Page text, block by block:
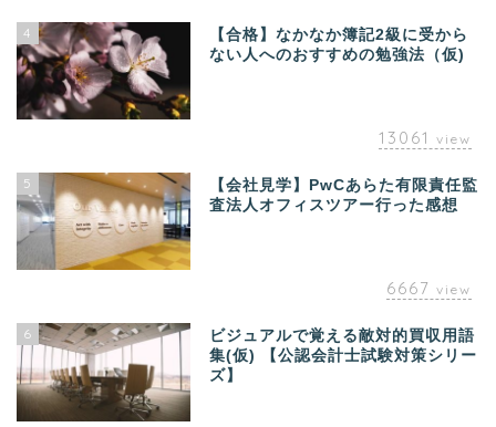
4
【合格】なかなか簿記2級に受から
ない人へのおすすめの勉強法（仮)
13061 view
5
【会社見学】PwCあらた有限責任監
査法人オフィスツアー行った感想
6667 view
6
ビジュアルで覚える敵対的買収用語
集(仮) 【公認会計士試験対策シリー
ズ】